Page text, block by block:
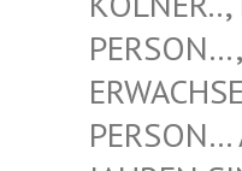
, ERWACHS
ENE
AB 48